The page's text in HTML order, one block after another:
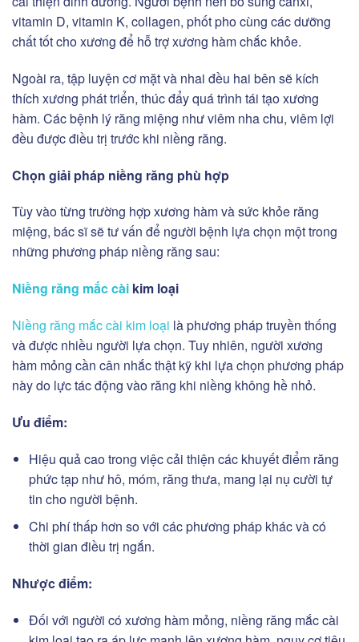
vitamin D, vitamin K, collagen, phốt pho cùng các dưỡng
chất tốt cho xương để hỗ trợ xương hàm chắc khỏe.
Ngoài ra, tập luyện cơ mặt và nhai đều hai bên sẽ kích
thích xương phát triển, thúc đẩy quá trình tái tạo xương
hàm. Các bệnh lý răng miệng như viêm nha chu, viêm lợi
đều được điều trị trước khi niềng răng.
Chọn giải pháp niềng răng phù hợp
Tùy vào từng trường hợp xương hàm và sức khỏe răng
miệng, bác sĩ sẽ tư vấn để người bệnh lựa chọn một trong
những phương pháp niềng răng sau:
Niềng răng mắc cài kim loại
Niềng răng mắc cài kim loại là phương pháp truyền thống
và được nhiều người lựa chọn. Tuy nhiên, người xương
hàm mỏng cần cân nhắc thật kỹ khi lựa chọn phương pháp
này do lực tác động vào răng khi niềng không hề nhỏ.
Ưu điểm:
Hiệu quả cao trong việc cải thiện các khuyết điểm răng
phức tạp như hô, móm, răng thưa, mang lại nụ cười tự
tin cho người bệnh.
Chi phí thấp hơn so với các phương pháp khác và có
thời gian điều trị ngắn.
Nhược điểm:
Đối với người có xương hàm mỏng, niềng răng mắc cài